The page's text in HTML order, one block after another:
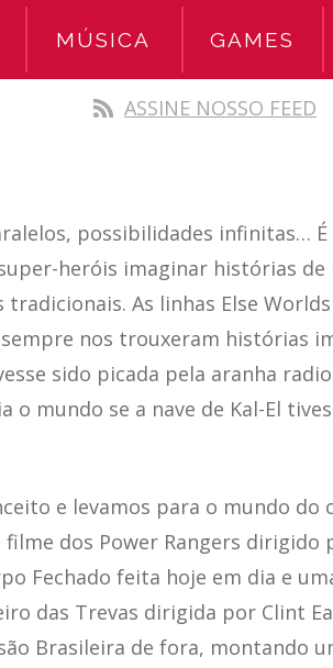
MÚSICA GAMES
ASSINE NOSSO FEED
possibilidades infinitas… É
heróis imaginar histórias de
As linhas Else Worlds
sempre nos trouxeram histórias
sido picada pela aranha
o mundo se a nave de Kal-El
e levamos para o mundo do
dos Power Rangers dirigido
Fechado feita hoje em dia e
das Trevas dirigida por Clint
Brasileira de fora, montando